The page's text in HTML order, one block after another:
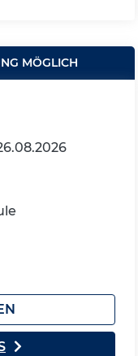
MÖGLICH